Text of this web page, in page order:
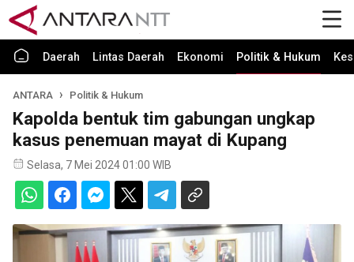
Daerah Lintas Daerah Ekonomi Politik & Hukum
ANTARA Politik & Hukum
Kapolda bentuk tim gabungan ungkap
kasus penemuan mayat di Kupang
Selasa, 7 Mei 2024 01:00 WIB